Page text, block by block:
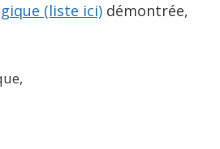
(liste ici) démontrée,